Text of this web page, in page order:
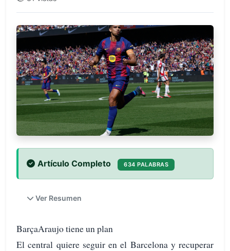
Artículo Completo 634 PALABRAS
Ver Resumen
BarçaAraujo tiene un plan
El central quiere seguir en el Barcelona y recuperar